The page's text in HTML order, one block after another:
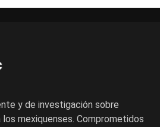
y de investigación sobre
mexiquenses. Comprometidos